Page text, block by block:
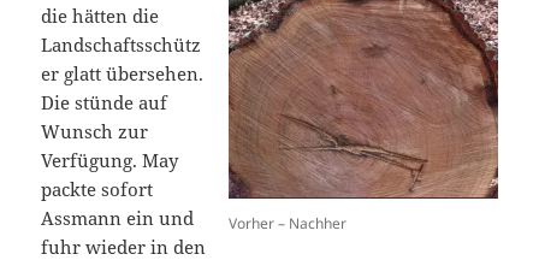
Vorher – Nachher
die hätten die
Landschaftsschütz
er glatt übersehen.
Die stünde auf
Wunsch zur
Verfügung. May
packte sofort
Assmann ein und
fuhr wieder in den